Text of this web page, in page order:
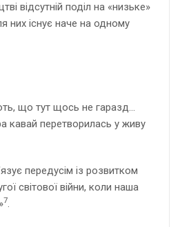
відсутній поділ на «низьке»
них існує наче на одному
що тут щось не гаразд…
кавай перетворилась у живу
передусім із розвитком
світової війни, коли наша
7.